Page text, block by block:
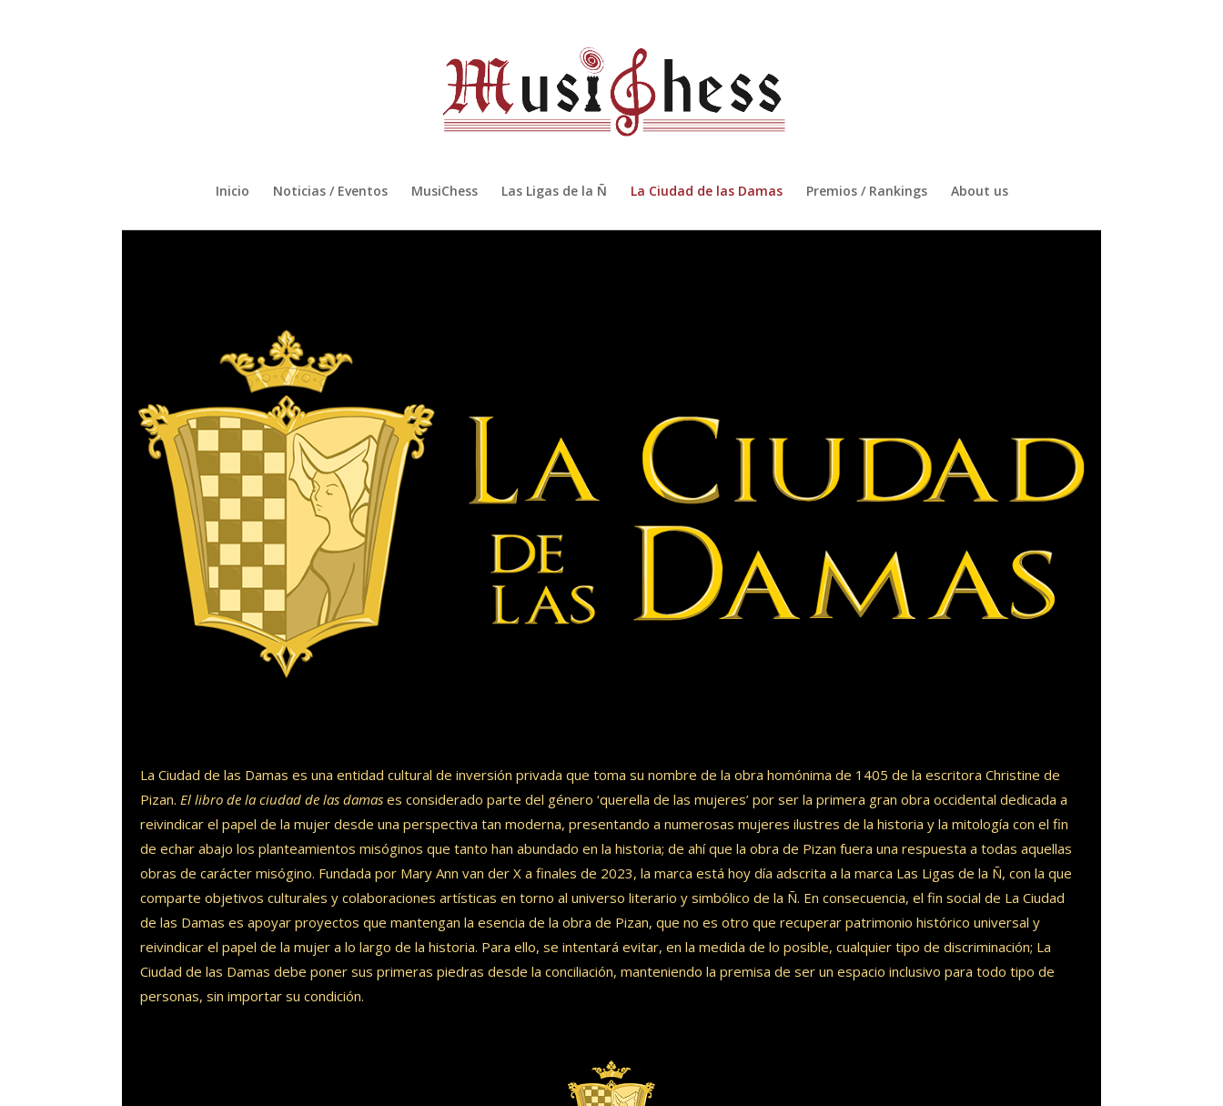
Inicio Noticias / Eventos MusiChess Las Ligas de la Ñ La Ciudad de las Damas Premios / Rankings About us
La Ciudad de las Damas es una entidad cultural de inversión privada que toma su nombre de la obra homónima de 1405 de la escritora Christine de
Pizan.El libro de la ciudad de las damas es considerado parte del género ‘querella de las mujeres’ por ser la primera gran obra occidental dedicada a
reivindicar el papel de la mujer desde una perspectiva tan moderna, presentando a numerosas mujeres ilustres de la historia y la mitología con el fin
de echar abajo los planteamientos misóginos que tanto han abundado en la historia; de ahí que la obra de Pizan fuera una respuesta a todas aquellas
obras de carácter misógino. Fundada por Mary Ann van der X a finales de 2023, la marca está hoy día adscrita a la marca Las Ligas de la Ñ, con la que
comparte objetivos culturales y colaboraciones artísticas en torno al universo literario y simbólico de la Ñ. En consecuencia, el fin social de La Ciudad
de las Damas es apoyar proyectos que mantengan la esencia de la obra de Pizan, que no es otro que recuperar patrimonio histórico universal y
reivindicar el papel de la mujer a lo largo de la historia. Para ello, se intentará evitar, en la medida de lo posible, cualquier tipo de discriminación; La
Ciudad de las Damas debe poner sus primeras piedras desde la conciliación, manteniendo la premisa de ser un espacio inclusivo para todo tipo de
personas, sin importar su condición.